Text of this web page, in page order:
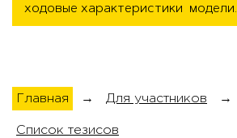
Главная → Для участников →
Список тезисов
ходовые характеристики  модели.